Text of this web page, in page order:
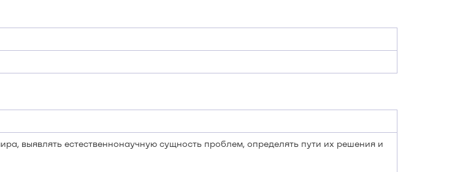
выявлять естественнонаучную сущность проблем, определять пути их решения и